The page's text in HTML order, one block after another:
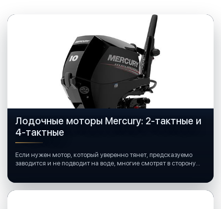
Лодочные моторы Mercury: 2-тактные и
4-тактные
Если нужен мотор, который уверенно тянет, предсказуемо
заводится и не подводит на воде, многие смотрят в сторону